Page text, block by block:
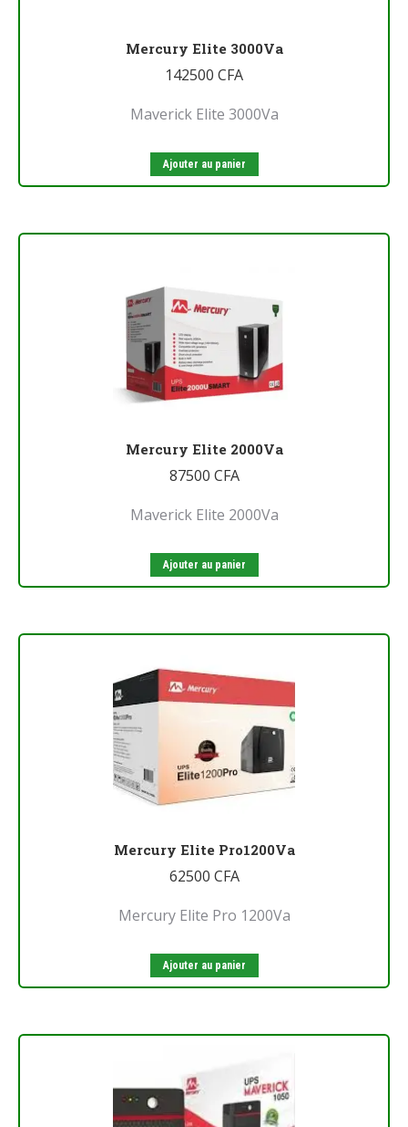
Mercury Elite 3000Va
142500 CFA
Maverick Elite 3000Va
Ajouter au panier
Mercury Elite 2000Va
87500 CFA
Maverick Elite 2000Va
Ajouter au panier
Mercury Elite Pro1200Va
62500 CFA
Mercury Elite Pro 1200Va
Ajouter au panier